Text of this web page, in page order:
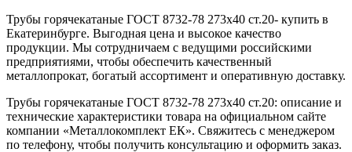
Трубы горячекатаные ГОСТ 8732-78 273x40 ст.20- купить в
Екатеринбурге. Выгодная цена и высокое качество
продукции. Мы сотрудничаем с ведущими российскими
предприятиями, чтобы обеспечить качественный
металлопрокат, богатый ассортимент и оперативную доставку.
Трубы горячекатаные ГОСТ 8732-78 273x40 ст.20: описание и
технические характеристики товара на официальном сайте
компании «Металлокомплект ЕК». Свяжитесь с менеджером
по телефону, чтобы получить консультацию и оформить заказ.